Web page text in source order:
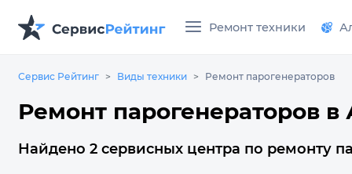
Ремонт техники
Сервис Рейтинг Виды техники Ремонт парогенераторов
Ремонт парогенераторов
Найдено 2 сервисных центра по ремонту